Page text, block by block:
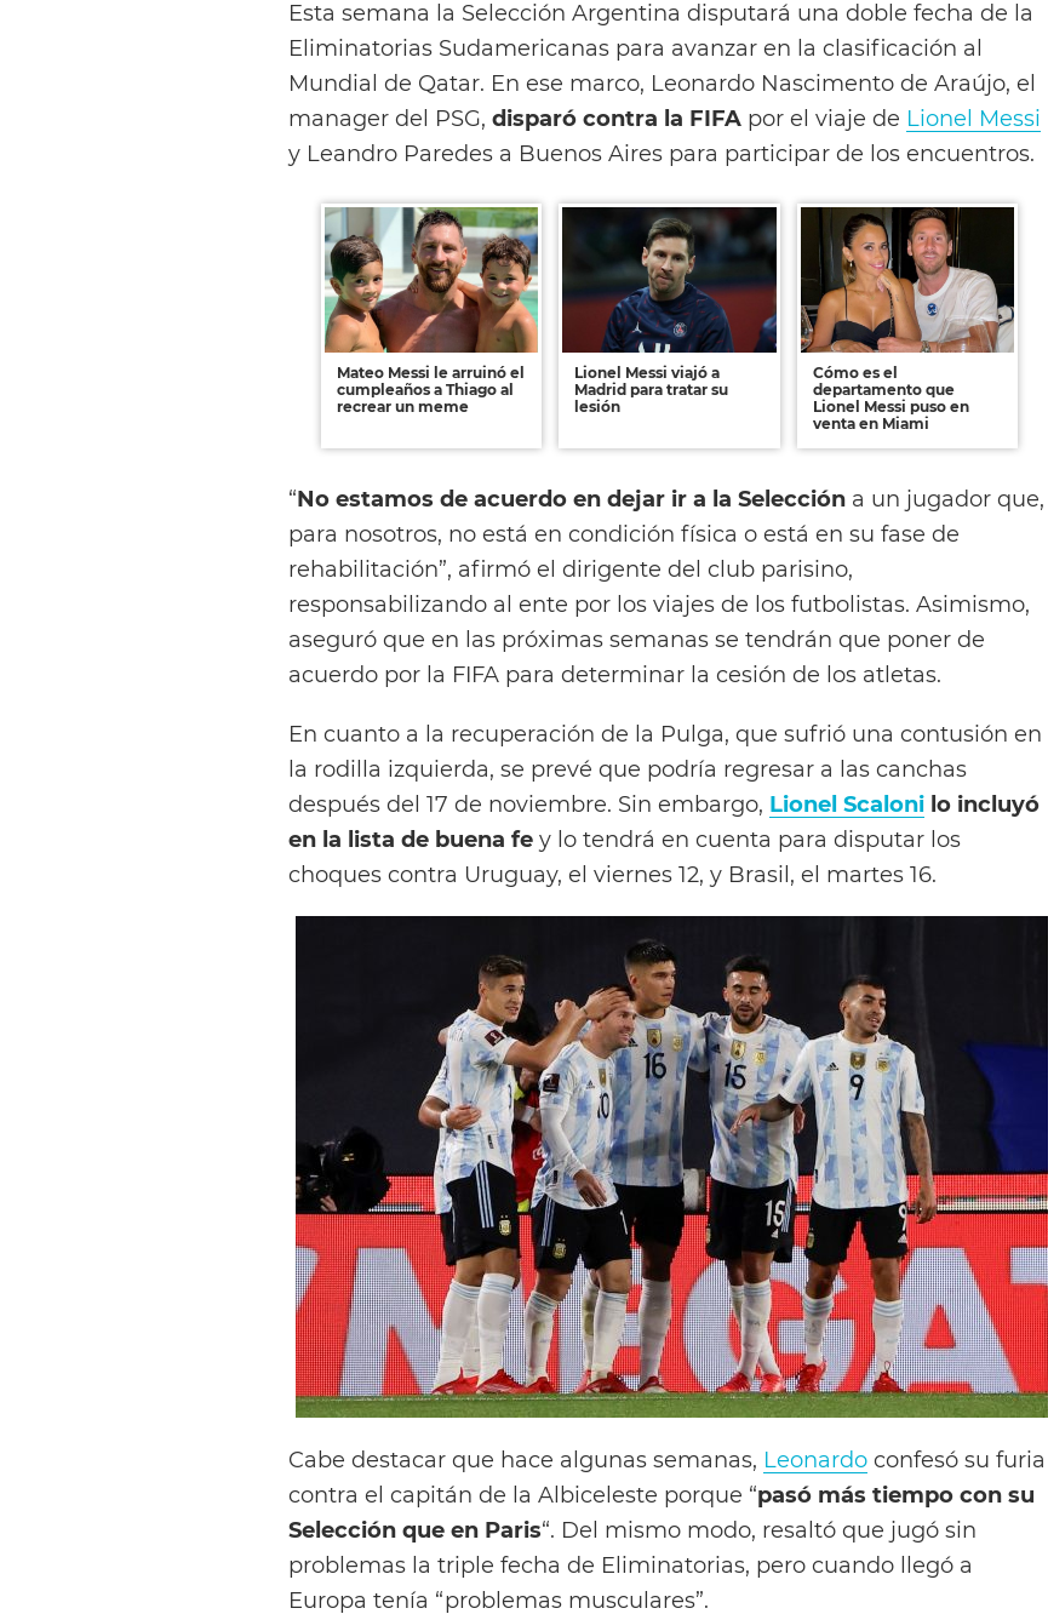
Esta semana la Selección Argentina disputará una doble fecha de la
Eliminatorias Sudamericanas para avanzar en la clasificación al
Mundial de Qatar. En ese marco, Leonardo Nascimento de Araújo, el
manager del PSG, disparó contra la FIFA por el viaje de Lionel Messi
y Leandro Paredes a Buenos Aires para participar de los encuentros.
Mateo Messi le arruinó el
cumpleaños a Thiago al
recrear un meme
Lionel Messi viajó a
Madrid para tratar su
lesión
Cómo es el
departamento que
Lionel Messi puso en
venta en Miami
“No estamos de acuerdo en dejar ir a la Selección a un jugador que,
para nosotros, no está en condición física o está en su fase de
rehabilitación”, afirmó el dirigente del club parisino,
responsabilizando al ente por los viajes de los futbolistas. Asimismo,
aseguró que en las próximas semanas se tendrán que poner de
acuerdo por la FIFA para determinar la cesión de los atletas.
En cuanto a la recuperación de la Pulga, que sufrió una contusión en
la rodilla izquierda, se prevé que podría regresar a las canchas
después del 17 de noviembre. Sin embargo, Lionel Scaloni lo incluyó
en la lista de buena fe y lo tendrá en cuenta para disputar los
choques contra Uruguay, el viernes 12, y Brasil, el martes 16.
Cabe destacar que hace algunas semanas, Leonardo confesó su furia
contra el capitán de la Albiceleste porque “pasó más tiempo con su
Selección que en Paris“. Del mismo modo, resaltó que jugó sin
problemas la triple fecha de Eliminatorias, pero cuando llegó a
Europa tenía “problemas musculares”.